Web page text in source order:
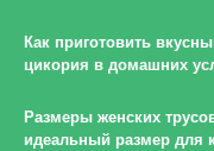
Как приготовить
цикория в домашних
Размеры женских
идеальный размер для